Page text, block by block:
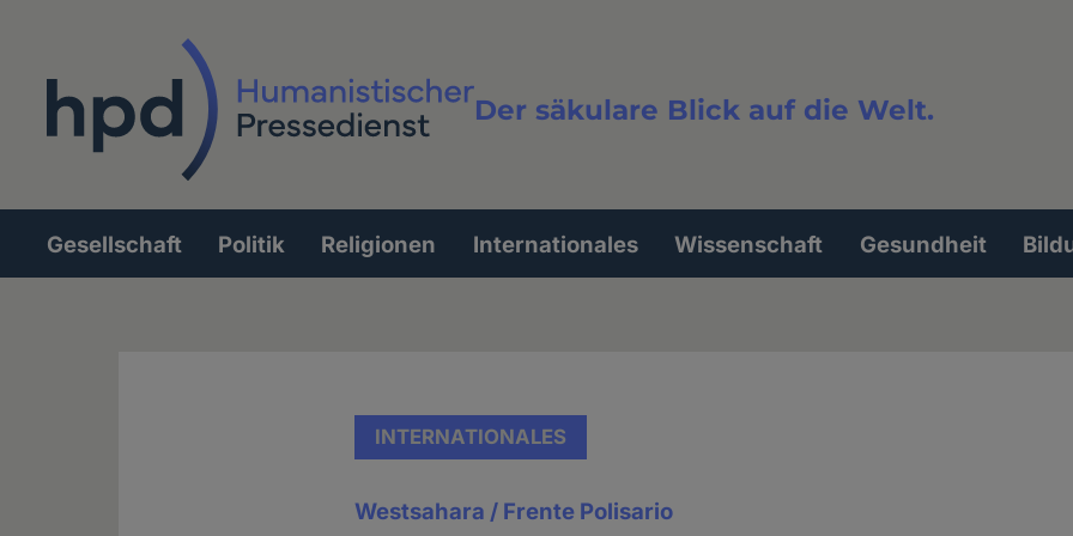
Der säkulare Blick auf die Welt.
Volltextsuche
Hauptnavigation
Gesellschaft Politik Religionen Internationales Wissenschaft Gesundheit
INTERNATIONALES
Westsahara / Frente Polisario